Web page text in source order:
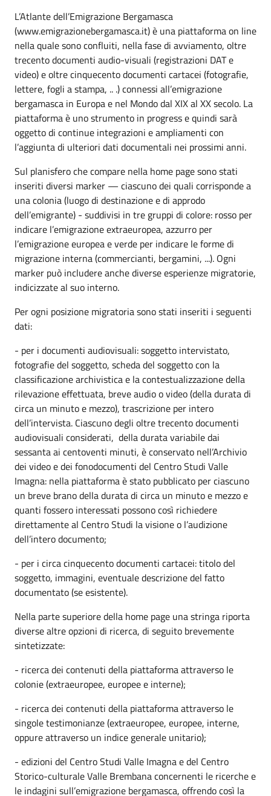
L’Atlante dell’Emigrazione Bergamasca
(www.emigrazionebergamasca.it) è una piattaforma on line
nella quale sono confluiti, nella fase di avviamento, oltre
trecento documenti audio-visuali (registrazioni DAT e
video) e oltre cinquecento documenti cartacei (fotografie,
lettere, fogli a stampa, .. .) connessi all’emigrazione
bergamasca in Europa e nel Mondo dal XIX al XX secolo. La
piattaforma è uno strumento in progress e quindi sarà
oggetto di continue integrazioni e ampliamenti con
l’aggiunta di ulteriori dati documentali nei prossimi anni.
Sul planisfero che compare nella home page sono stati
inseriti diversi marker — ciascuno dei quali corrisponde a
una colonia (luogo di destinazione e di approdo
dell’emigrante) - suddivisi in tre gruppi di colore: rosso per
indicare l’emigrazione extraeuropea, azzurro per
l’emigrazione europea e verde per indicare le forme di
migrazione interna (commercianti, bergamini, ...). Ogni
marker può includere anche diverse esperienze migratorie,
indicizzate al suo interno.
Per ogni posizione migratoria sono stati inseriti i seguenti
dati:
- per i documenti audiovisuali: soggetto intervistato,
fotografie del soggetto, scheda del soggetto con la
classificazione archivistica e la contestualizzazione della
rilevazione effettuata, breve audio o video (della durata di
circa un minuto e mezzo), trascrizione per intero
dell’intervista. Ciascuno degli oltre trecento documenti
audiovisuali considerati, della durata variabile dai
sessanta ai centoventi minuti, è conservato nell’Archivio
dei video e dei fonodocumenti del Centro Studi Valle
Imagna: nella piattaforma è stato pubblicato per ciascuno
un breve brano della durata di circa un minuto e mezzo e
quanti fossero interessati possono così richiedere
direttamente al Centro Studi la visione o l’audizione
dell’intero documento;
- per i circa cinquecento documenti cartacei: titolo del
soggetto, immagini, eventuale descrizione del fatto
documentato (se esistente).
Nella parte superiore della home page una stringa riporta
diverse altre opzioni di ricerca, di seguito brevemente
sintetizzate:
- ricerca dei contenuti della piattaforma attraverso le
colonie (extraeuropee, europee e interne);
- ricerca dei contenuti della piattaforma attraverso le
singole testimonianze (extraeuropee, europee, interne,
oppure attraverso un indice generale unitario);
- edizioni del Centro Studi Valle Imagna e del Centro
Storico-culturale Valle Brembana concernenti le ricerche e
le indagini sull’emigrazione bergamasca, offrendo così la